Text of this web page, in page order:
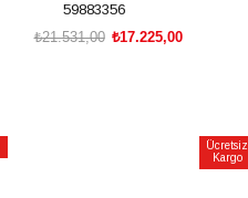
59883356
₺17.225,00
₺21.531,00
Ücretsiz
Kargo